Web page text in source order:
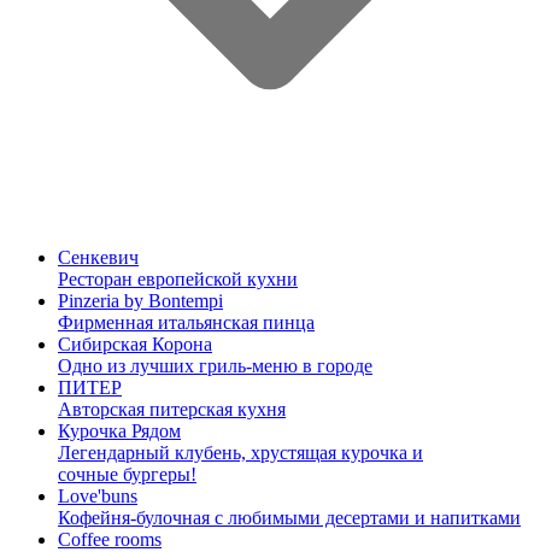
Сенкевич
Ресторан европейской кухни
Pinzeria by Bontempi
Фирменная итальянская пинца
Сибирская Корона
Одно из лучших гриль-меню в городе
ПИТЕР
Авторская питерская кухня
Курочка Рядом
Легендарный клубень, хрустящая курочка и
сочные бургеры!
Love'buns
Кофейня-булочная с любимыми десертами и напитками
Coffee rooms